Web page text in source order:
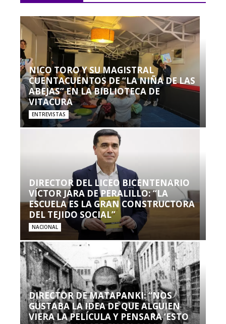
NICO TORO Y SU MAGISTRAL
CUENTACUENTOS DE “LA NIÑA DE LAS
ABEJAS” EN LA BIBLIOTECA DE
VITACURA
ENTREVISTAS
DIRECTOR DEL LICEO BICENTENARIO
VÍCTOR JARA DE PERALILLO: “LA
ESCUELA ES LA GRAN CONSTRUCTORA
DEL TEJIDO SOCIAL”
NACIONAL
DIRECTOR DE MATAPANKI: “NOS
GUSTABA LA IDEA DE QUE ALGUIEN
VIERA LA PELÍCULA Y PENSARA ‘ESTO